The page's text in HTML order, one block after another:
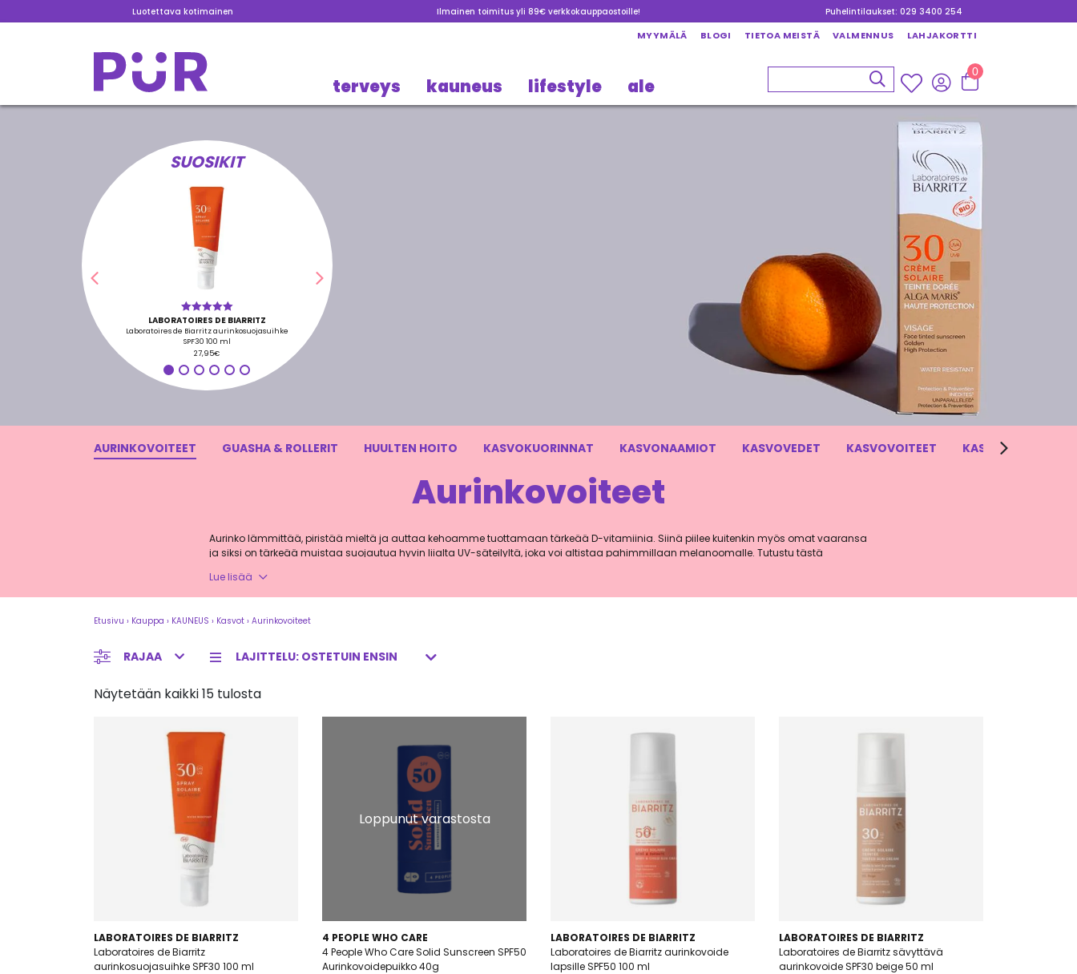
Luotettava kotimainen Ilmainen toimitus yli 89€ verkkokauppaostoille! Puhelintilaukset: 029 3400 254
MYYMÄLÄ BLOGI TIETOA MEISTÄ VALMENNUS LAHJAKORTTI
terveys kauneus lifestyle ale
0
SUOSIKIT
Arvostelu
tuotteesta:
5.00/ 5
LABORATOIRES DE BIARRITZ
Laboratoires de Biarritz aurinkosuojasuihke
SPF30 100 ml
27,95€
LISÄÄ OSTOSKORIIN
Edellinen Seuraava
AURINKOVOITEET GUASHA & ROLLERIT HUULTEN HOITO KASVOKUORINNAT KASVONAAMIOT KASVOVEDET KASVOVOITEET KASVOJEN
Aurinkovoiteet
Aurinko lämmittää, piristää mieltä ja auttaa kehoamme tuottamaan tärkeää D-vitamiinia. Siinä piilee kuitenkin myös omat vaaransa
ja siksi on tärkeää muistaa suojautua hyvin liialta UV-säteilyltä, joka voi altistaa pahimmillaan melanoomalle. Tutustu tästä
Olemme valinneet valikoimaamme 100% luonnollisia ja ihollesi turvallisia aurinkovoiteita, jotka ovat loistava vaihtoehto synteettisille
Tuotevalikoimasta löytyy spray-, tuubi- ja puikkomallisia vaihtoehtoja eri suojakertoimilla sekä lapsille sopivia tuotteita. Kun haluat
Miten valita oikea suojakerroin?
Suojakerrointa merkitään usein kirjainyhdistelmällä SPF (Sun Protective Factor) ja se kertoo karkeasti sen, kuinka monta kertaa
kauemmin auringossa voi olla aurinkovoiteen kanssa, kuin ilman voidetta. Iho muistaa ikuisesti UV-säteilyn vaikutukset ja juuri
tämän takia ihon suojaaminen on niin tärkeää. Oikean suojakertoimen valintaan vaikuttaa sekä voiteen käyttäjän henkilökohtainen
auringonsietokyky sekä UV-säteilyn voimakkuus. Mitä vaaleampi iho on, sitä helpommin se yleensä palaa auringossa. Jos olet
epävarma suojakertoimen valinnassa, kannattaa aina valita mieluummin liian korkea kuin liian matala kerroin. Suomessa riittää
vähäisempi kerroin kuin esimerkiksi etelänmatkalla.
blogista!
Lue lisää
Etusivu › Kauppa › KAUNEUS › Kasvot › Aurinkovoiteet
RAJAA
Näytetään kaikki 15 tulosta
LABORATOIRES DE BIARRITZ
Laboratoires de Biarritz
aurinkosuojasuihke SPF30 100 ml
Loppunut varastosta
4 PEOPLE WHO CARE
4 People Who Care Solid Sunscreen SPF50
Aurinkovoidepuikko 40g
LABORATOIRES DE BIARRITZ
Laboratoires de Biarritz aurinkovoide
lapsille SPF50 100 ml
LABORATOIRES DE BIARRITZ
Laboratoires de Biarritz sävyttävä
aurinkovoide SPF30 beige 50 ml